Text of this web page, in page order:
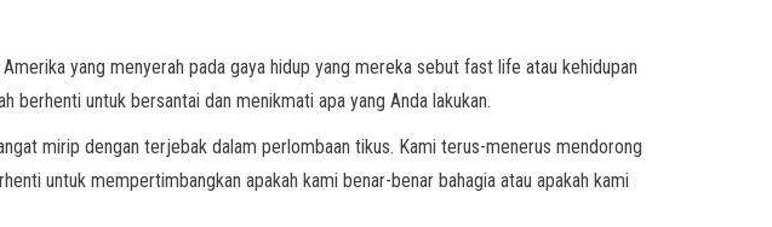
yang menyerah pada gaya hidup yang mereka sebut fast life atau kehidupan
untuk bersantai dan menikmati apa yang Anda lakukan.
mirip dengan terjebak dalam perlombaan tikus. Kami terus-menerus mendorong
untuk mempertimbangkan apakah kami benar-benar bahagia atau apakah kami